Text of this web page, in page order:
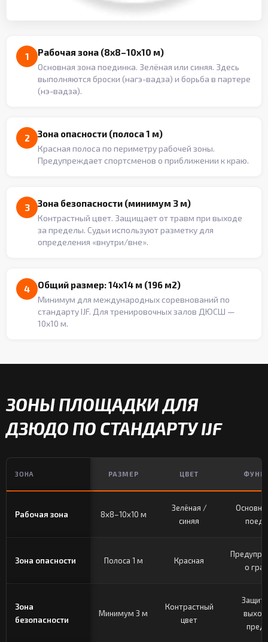
1 Рабочая зона (8x8–10x10 м)
Основная зона поединка. Зелёная или синяя. Здесь
выполняются броски (нагэ-вадза) и борьба в партере
(нэ-вадза).
2 Зона опасности (полоса 1 м)
Красная полоса по периметру рабочей зоны.
Предупреждает спортсменов о приближении к краю.
3 Зона безопасности (минимум 3 м)
Контрастный цвет. Защищает от травм при выходе
за пределы. Судьи используют разметку для
определения «внутри/вне».
4 Общий размер: 14x14 м (196 м2)
Минимум для международных соревнований по
стандарту IJF. Для тренировочных залов ДЮСШ —
10x10 м.
ЗОНЫ ПЛОЩАДКИ ДЛЯ
ДЗЮДО ПО СТАНДАРТУ IJF
ЗОНА РАЗМЕР ЦВЕТ
Рабочая зона 8x8–10x10 м
Зелёная /
синяя
Зона опасности Полоса 1 м Красная
о
Зона
безопасности
Минимум 3 м
Контрастный
цвет